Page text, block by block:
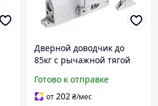
Дверной доводчик до
85кг с рычажной тягой
Доводчик дверной /
Доводчик на входную
Готово к отправке
от202₴/мес